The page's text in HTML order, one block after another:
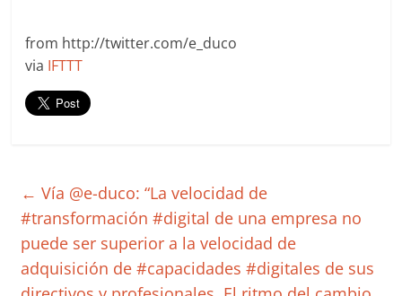
from http://twitter.com/e_duco
via IFTTT
← Vía @e-duco: “La velocidad de
#transformación #digital de una empresa no
puede ser superior a la velocidad de
adquisición de #capacidades #digitales de sus